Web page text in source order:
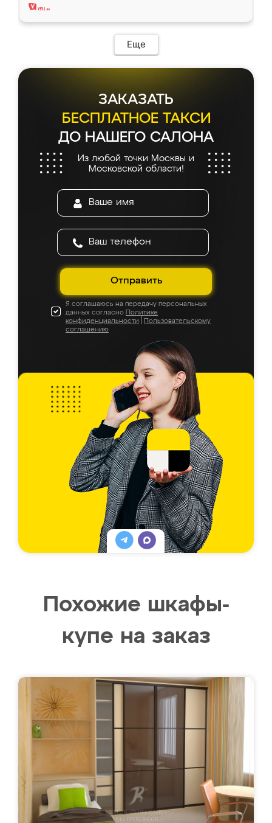
Еще
ЗАКАЗАТЬ
БЕСПЛАТНОЕ ТАКСИ
ДО НАШЕГО САЛОНА
Из любой точки Москвы и
Московской области!
Отправить
Я соглашаюсь на передачу персональных
данных согласно Политике
конфиденциальности
Пользовательскому
соглашению
Похожие шкафы-
купе на заказ